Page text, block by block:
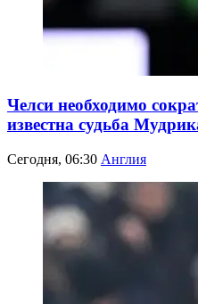
Челси необходимо
известна судьба
Сегодня, 06:30 Англия